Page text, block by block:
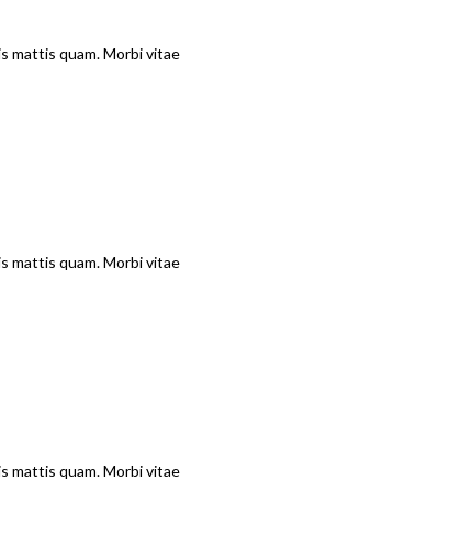
mattis quam. Morbi vitae
mattis quam. Morbi vitae
mattis quam. Morbi vitae